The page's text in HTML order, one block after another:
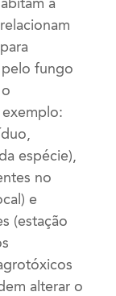
fungo
espécie),
no
e
(estação
alterar o